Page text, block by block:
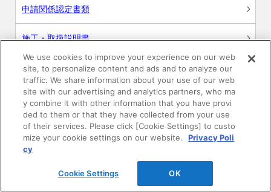
申請関係認定書類
施工・取扱説明書
動画
シミュレーションツール
24時間換気システム〈エアスマート〉
簡易設計見積ソフト
R&Dセンター環境測定・分析サービス
We use cookies to improve your experience on our web
site, to personalize content and ads and to analyze our
traffic. We share information about your use of our web
site with our advertising and analytics partners, who ma
y combine it with other information that you have provi
ded to them or that they have collected from your use
of their services. Please click [Cookie Settings] to custo
mize your cookie settings on our website.
Privacy Poli
cy
Cookie Settings OK